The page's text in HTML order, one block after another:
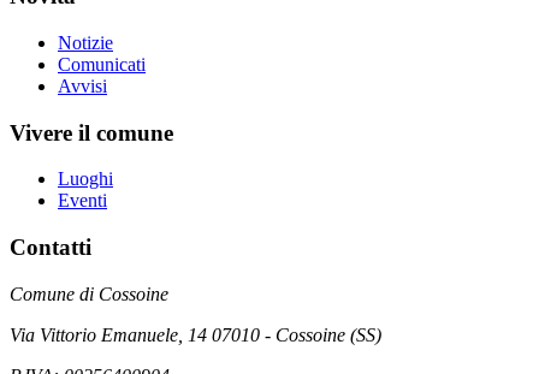
Notizie
Comunicati
Avvisi
Vivere il comune
Luoghi
Eventi
Contatti
Comune di Cossoine
Via Vittorio Emanuele, 14 07010 - Cossoine (SS)